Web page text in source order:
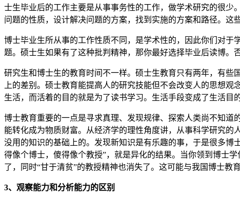
士生毕业后的工作主要是从事事务性的工作，做学术研究的很
问题的性质，设计解决问题的方案，找到实施的方案和路径。这
博士毕业生所从事的工作性质不同，是学术性的，因此你们对
题。硕士生如果有了这种批判精神，那你最好选择毕业后读博。
研究生和博士生的教育时间不一样。硕士生教育只有两年，有
上的差别。硕士教育能提高人的研究技能但不会改变人的思想
生活，而活着的目的就是为了读书学习。生活手段变成了生活目
博士教育重要的一点是寻求真理、发现规律、探索人类尚不知
能转化成为物质财富。从经济学的理性角度讲，从事科学研究
没用的知识的基础上的。发现新知识是有乐趣的事，于是很多博
得像个博士，傻得像个教授”，就是异化的结果。当你领到博士
了，同时“甘于清贫”的教授精神也消失了。这可能与我国博士教
3、观察能力和分析能力的区别